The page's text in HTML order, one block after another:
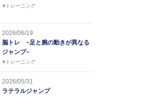
#トレーニング
2026/06/19
脳トレ ~足と腕の動きが異なる
ジャンプ~
#トレーニング
2026/05/31
ラテラルジャンプ